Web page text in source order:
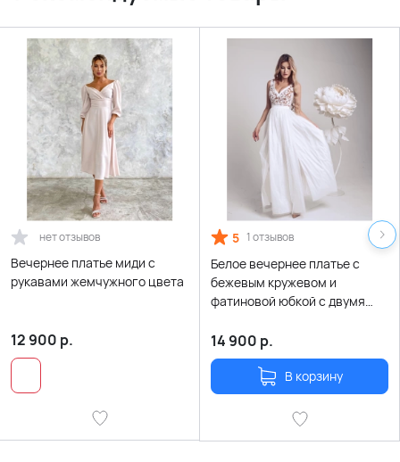
нет отзывов
Вечернее платье миди с
рукавами жемчужного цвета
12 900 р.
5 1 отзывов
Белое вечернее платье с
бежевым кружевом и
фатиновой юбкой с двумя
14 900 р.
В корзину